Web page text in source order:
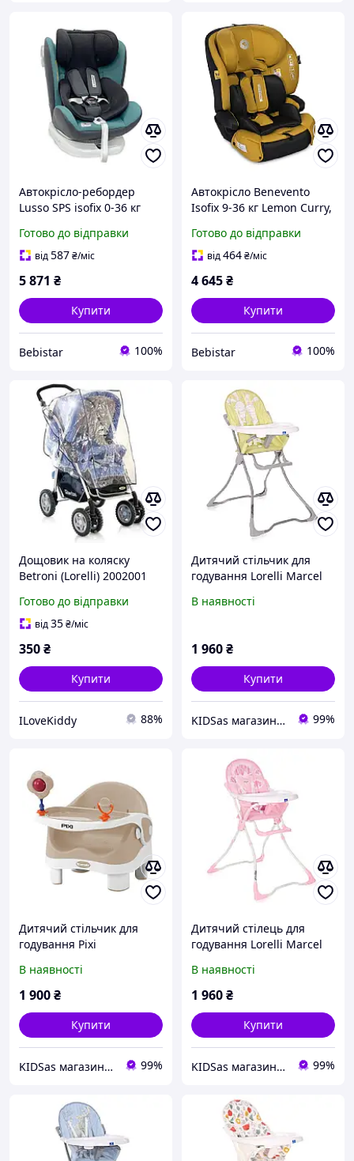
Автокрісло-ребордер
Lusso SPS isofix 0-36 кг
безкоштовна доставка
Готово до відправки
від587₴/міс
5 871 ₴
Купити
Bebistar 100%
Автокрісло Benevento
Isofix 9-36 кг Lemon Curry,
Готово до відправки
від464₴/міс
4 645₴
Купити
Bebistar 100%
Дощовик на коляску
Betroni (Lorelli) 2002001
Готово до відправки
від35₴/міс
350₴
Купити
ILoveKiddy 88%
Дитячий стільчик для
годування Lorelli Marcel
(вага дитини до 15 кг,
В наявності
1 960₴
Купити
KIDSas магазин-дискаунтер дитячих товарів 99%
Дитячий стільчик для
годування Pixi
В наявності
1 900₴
Купити
KIDSas магазин-дискаунтер дитячих товарів 99%
Дитячий стілець для
годування Lorelli Marcel
15 кілограмів, чохол ПВХ)
В наявності
1 960₴
Купити
KIDSas магазин-дискаунтер дитячих товарів 99%